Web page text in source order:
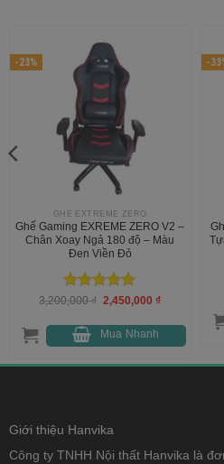
-23%
GHẾ EXTREME ZERO
Ghế Gaming EXREME ZERO V2 –
Chân Xoay Ngả 180 độ – Màu
Đen Viền Đỏ
Được xếp
sao
3,200,000₫ Giá
gốc
3,200,000 ₫.
2,450,000 ₫Giá
Mua Nhanh
-
₫.
Giới thiệu Hanvika
Công ty TNHH Nội thất Hanvika là